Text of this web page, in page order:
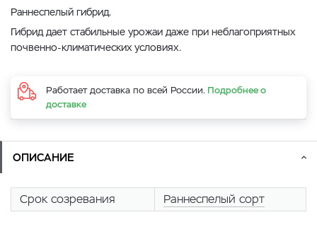
Раннеспелый гибрид.
Гибрид дает стабильные урожаи даже при неблагоприятных
почвенно-климатических условиях.
Работает доставка по всей России. Подробнее о
доставке
ОПИСАНИЕ
Срок созревания Раннеспелый сорт